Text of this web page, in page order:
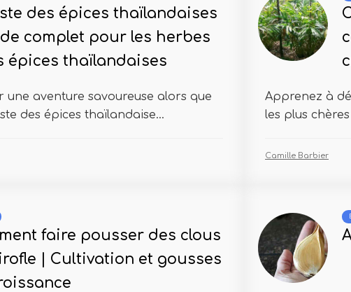
des épices thaïlandaises
complet pour les herbes
épices thaïlandaises
une aventure savoureuse alors que
des épices thaïlandaise...
Apprenez à
les plus
Camille Barbier
faire pousser des clous
| Cultivation et gousses